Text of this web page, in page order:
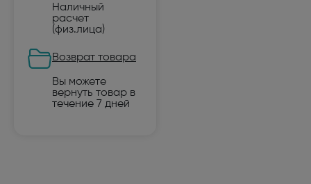
Наличный
расчет
(физ.лица)
Возврат товара
Вы можете
вернуть товар в
течение 7 дней